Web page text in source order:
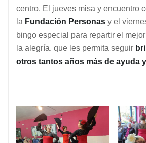
centro. El jueves misa y encuentro
la Fundación Personas y el
bingo especial para repartir el
la alegría. que les permita seguir
otros tantos años más de ayuda